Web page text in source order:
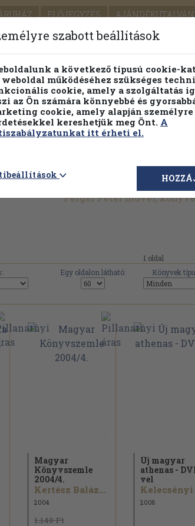
ELŐJEGYZÉS
PILLANATNYI ÁRAINK
Részletes kereső
Perger Péter művei,
1 oldal
Egy oldalon látható: Könyvek
Magyar
Könyvszemle
2004/4.
Kertész Balázs...
2004
1.140 Ft
Új magyar
athenas -
vel
2008
szabott beállítások
a következő típusú cookie-
weboldal működéséhez szükséges
cookie, amely a szolgáltatás
az Ön számára könnyebbé és
cookie, amely alapján
kereshetjük meg Önt. A
itt érheti el.